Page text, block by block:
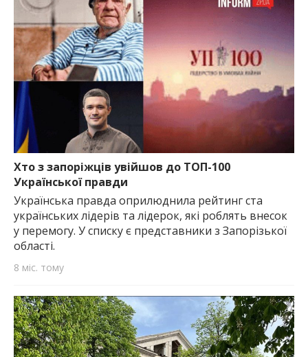
Хто з запоріжців увійшов до ТОП-100
Української правди
Українська правда оприлюднила рейтинг ста
українських лідерів та лідерок, які роблять внесок
у перемогу. У списку є представники з Запорізької
області.
8 міс. тому